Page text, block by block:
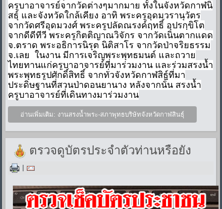
ครูบาอาจารย์จากวัดต่างๆมากมาย ทั้งในจังหวัดกาฬนิ
สธุ์ และจังหวัดใกล้เคียง อาทิ พระครูอุดมวรานุวัตร
จากวัดศรีอุดมวงศ์ พระครูปลัดณรงค์ฤทธิ์ อุปรกฺขิโต
จากดีดีทีวี พระครูกิตติญาณวิจักร จากวัดเนินตากแดด
จ.ตราด พระอธิการนิรุต นิติสาโร จากวัดป่าจริยธรรม
จ.เลย ในงาน มีการเจริญพระพุทธมนต์ และถวาย
ไทยทานแก่ครูบาอาจารย์ที่มาร่วมงาน และร่วมสรงน้ำ
พระพุทธรูปศักดิ์สิทธิ์ จากทั่วจังหวัดกาฬสิธุ์ที่มา
ประดิษฐานที่สวนป่าดอนยานาง หลังจากนั้น สรงน้ำ
ครูบาอาจารย์ที่เดินทางมาร่วมงาน
อ่านเพิ่มเติม: งานสรงน้ำพระ-สภาพุทธบริษัทจังหวัดกาฬสินธุ์
ตรวจดูบัตรประจำตัวท่านหรือยัง